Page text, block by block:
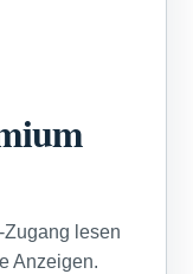
lesen
Anzeigen.